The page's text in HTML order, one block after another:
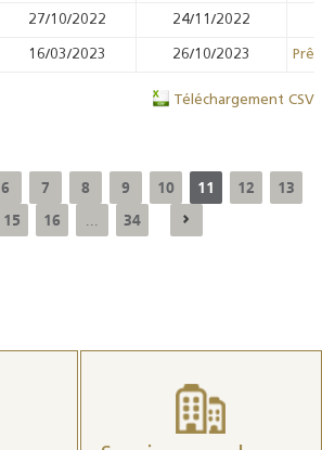
27/10/2022 24/11/2022
16/03/2023 26/10/2023
Téléchargement CSV
6 7 8 9 10 11 12
13
15 16 34